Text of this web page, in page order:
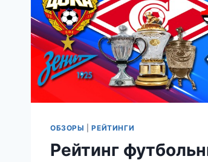
ОБЗОРЫ |РЕЙТИНГИ
Рейтинг